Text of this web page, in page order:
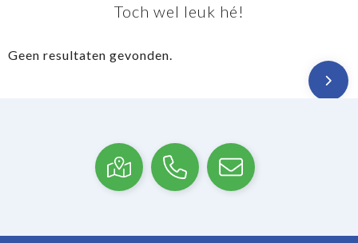
Toch wel leuk hé!
Geen resultaten gevonden.